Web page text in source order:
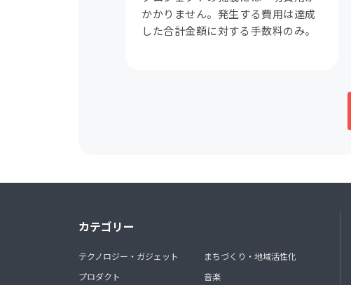
かかりません。発生する費用は達成
した合計金額に対する手数料のみ。
カテゴリー
テクノロジー・ガジェット
プロダクト
まちづくり・地域活性化
音楽